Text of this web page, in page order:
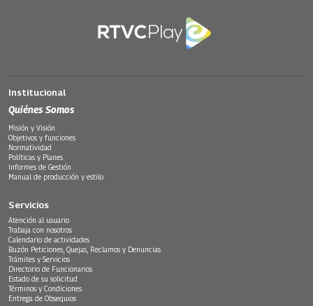
Institucional
Quiénes Somos
Misión y Visión
Objetivos y funciones
Normatividad
Políticas y Planes
Informes de Gestión
Manual de producción y estilo
Servicios
Atención al usuario
Trabaja con nosotros
Calendario de actividades
Buzón Peticiones, Quejas, Reclamos y Denuncias
Trámites y Servicios
Directorio de Funcionarios
Estado de su solicitud
Términos y Condiciones
Entrega de Obsequios